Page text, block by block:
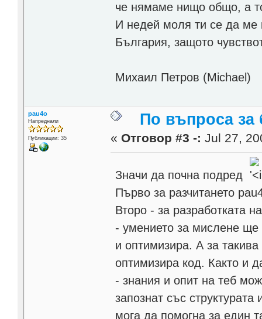
че нямаме нищо общо, а
И недей моля ти се да ме
България, защото
Михаил Петров (Michael)
pau4o
Напреднали
Публикации: 35
По въпроса за
« Отговор #3 -: Jul 27,
Значи да почна подред
Първо за разчитането
Второ - за разработката
- умението за мислене
и оптимизира. А за
оптимизира код. Както и
- знания и опит на теб
запознат със
мога да помогна за един